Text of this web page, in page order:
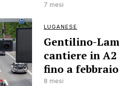
7 mesi
LUGANESE
Gentilino-
cantiere in
fino a febbraio
8 mesi